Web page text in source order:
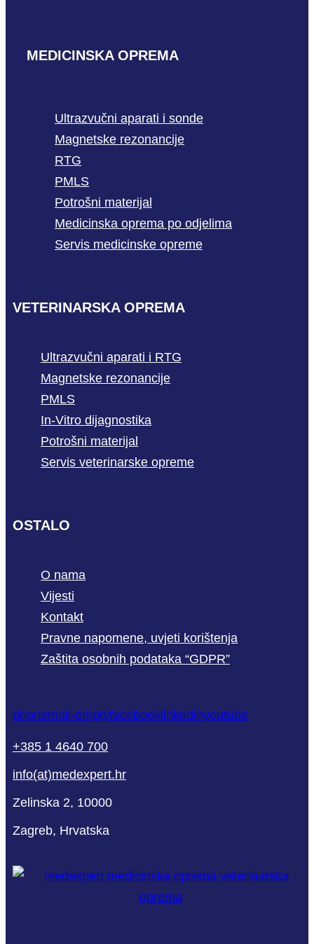
MEDICINSKA OPREMA
Ultrazvučni aparati i sonde
Magnetske rezonancije
RTG
PMLS
Potrošni materijal
Medicinska oprema po odjelima
Servis medicinske opreme
VETERINARSKA OPREMA
Ultrazvučni aparati i RTG
Magnetske rezonancije
PMLS
In-Vitro dijagnostika
Potrošni materijal
Servis veterinarske opreme
OSTALO
O nama
Vijesti
Kontakt
Pravne napomene, uvjeti korištenja
Zaštita osobnih podataka “GDPR”
phonemail-emptyfacebooklinkedinyoutube
+385 1 4640 700
info(at)medexpert.hr
Zelinska 2, 10000
Zagreb, Hrvatska